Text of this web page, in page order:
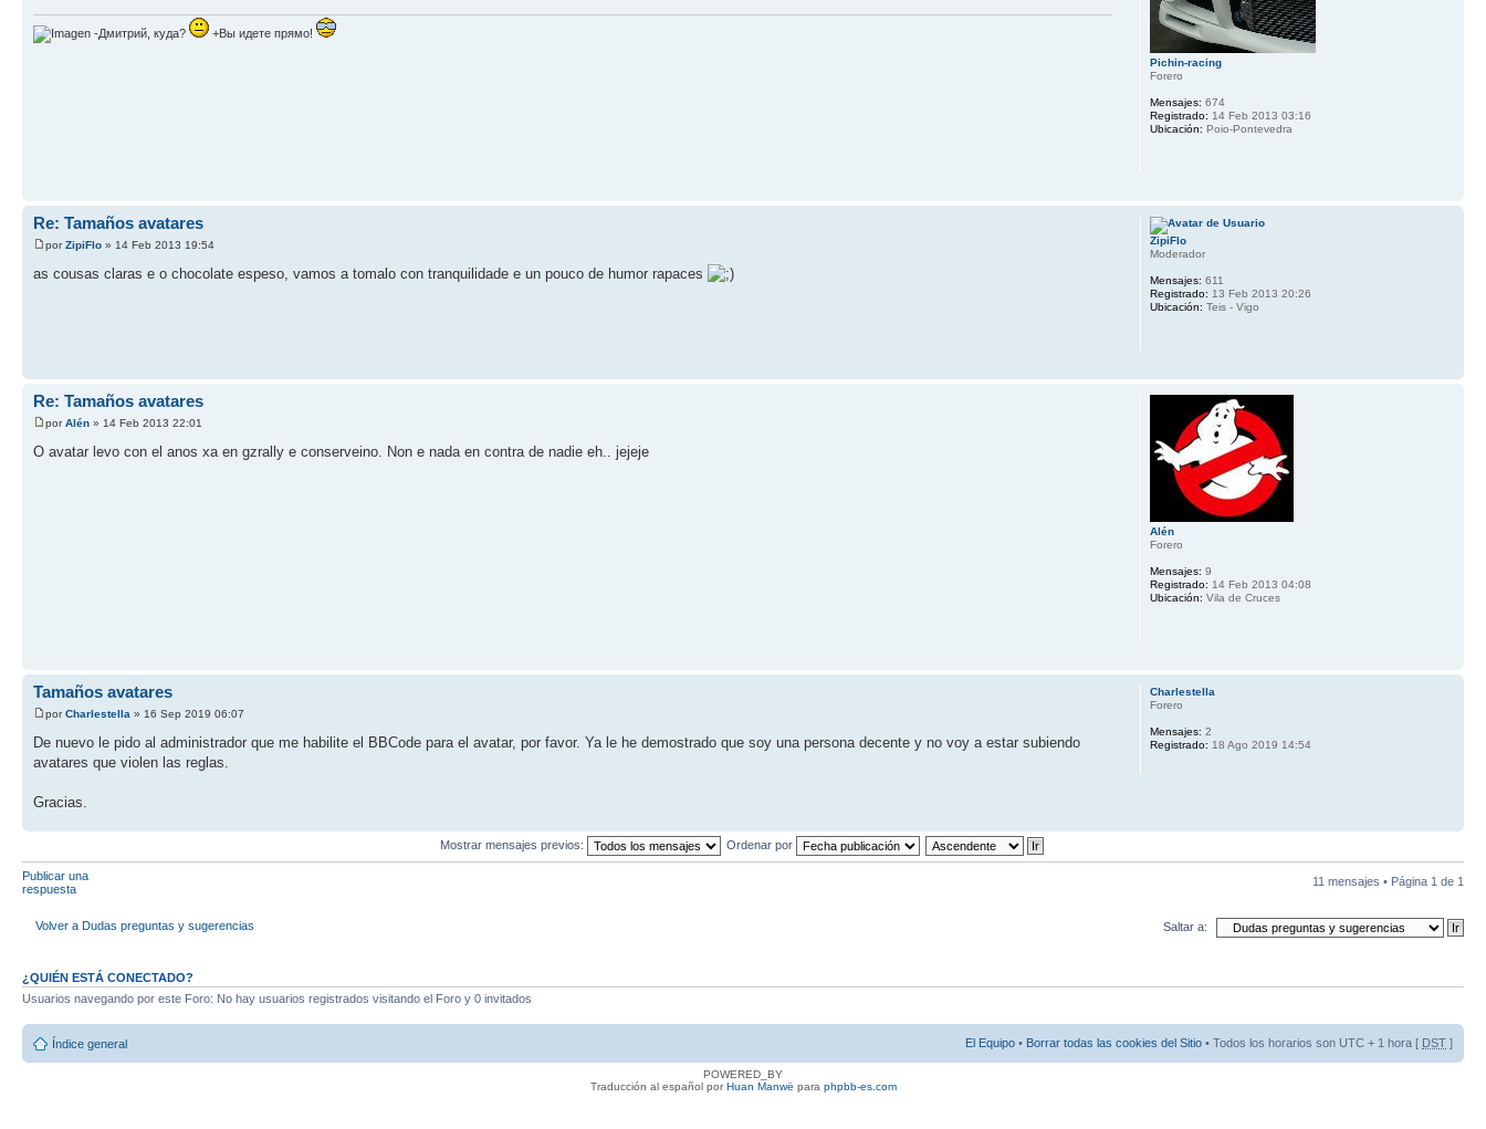
-Дмитрий, куда? +Вы идете прямо!
Pichin-racing
Forero
Mensajes: 674
Registrado: 14 Feb 2013 03:16
Ubicación: Poio-Pontevedra
Re: Tamaños avatares
porZipiFlo » 14 Feb 2013 19:54
as cousas claras e o chocolate espeso, vamos a tomalo con tranquilidade e un pouco de humor rapaces
ZipiFlo
Moderador
Mensajes: 611
Registrado: 13 Feb 2013 20:26
Ubicación: Teis - Vigo
Re: Tamaños avatares
porAlén » 14 Feb 2013 22:01
O avatar levo con el anos xa en gzrally e conserveino. Non e nada en contra de nadie eh.. jejeje
Alén
Forero
Mensajes: 9
Registrado: 14 Feb 2013 04:08
Ubicación: Vila de Cruces
Tamaños avatares
porCharlestella » 16 Sep 2019 06:07
De nuevo le pido al administrador que me habilite el BBCode para el avatar, por favor. Ya le he demostrado que soy una persona decente y no voy a estar subiendo
avatares que violen las reglas.
Gracias.
Charlestella
Forero
Mensajes: 2
Registrado: 18 Ago 2019 14:54
Mostrar mensajes previos: Ordenar por
Publicar una
respuesta
11 mensajes • Página 1 de 1
Volver a Dudas preguntas y sugerencias Saltar a:
¿QUIÉN ESTÁ CONECTADO?
Usuarios navegando por este Foro: No hay usuarios registrados visitando el Foro y 0 invitados
Índice general El Equipo • Borrar todas las cookies del Sitio • Todos los horarios son UTC + 1 hora [ DST ]
POWERED_BY
Traducción al español porHuan Manwë para phpbb-es.com